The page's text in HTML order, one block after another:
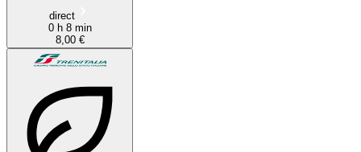
direct
0 h 8 min
8,00 €